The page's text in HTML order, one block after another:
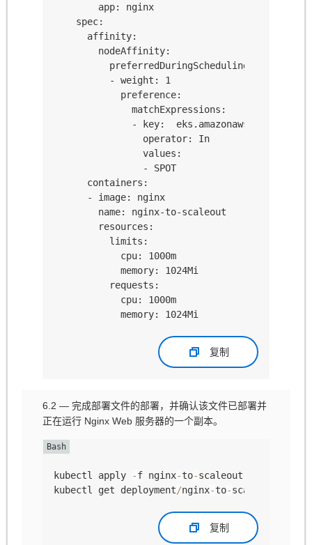
        app: nginx
    spec:
      affinity:
        nodeAffinity:
          - weight: 1
            preference:
              matchExpressions:
- key:  eks.amazonaws.com/
                operator: In
                values:
                - SPOT
      containers:
      - image: nginx
        name: nginx-to-scaleout
        resources:
          limits:
            cpu: 1000m
            memory: 1024Mi
          requests:
            cpu: 1000m
复制
6.2 — 完成部署文件的部署，并确认该文件已部署并
正在运行 Nginx Web 服务器的一个副本。
kubectl apply -f nginx-to-scaleout
kubectl get deployment/nginx-to-scaleout
复制